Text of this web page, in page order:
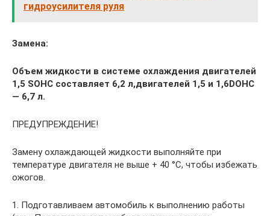
гидроусилителя руля
Замена:
Объем жидкости в системе охлаждения двигателей
1,5 SOHC составляет 6,2 л,двигателей 1,5 и 1,6DOHC
— 6,7 л.
ПРЕДУПРЕЖДЕНИЕ!
Замену охлаждающей жидкости выполняйте при
температуре двигателя не выше + 40 °С, чтобы избежать
ожогов.
1. Подготавливаем автомобиль к выполнению работы